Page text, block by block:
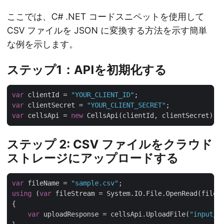
ここでは、C# .NET コードスニペットを使用して
CSV ファイルを JSON に変換する方法を示す簡単
な例を示します。
ステップ1：APIを初期化する
var clientId = "YOUR_CLIENT_ID"
var clientSecret = "YOUR_CLIENT_SECRET"
var cellsApi = new
ステップ 2: CSV ファイルをクラウド
ストレージにアップロードする
var fileName = "sample.csv"
using (var
var uploadResponse = cellsApi.UploadFile( "input/"